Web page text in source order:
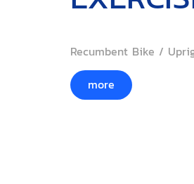
Recumbent Bike /
more